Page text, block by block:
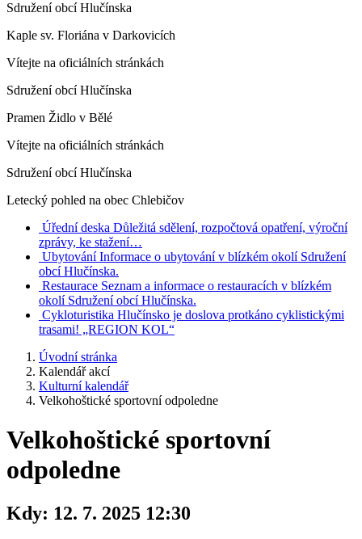
Sdružení obcí Hlučínska
Kaple sv. Floriána v Darkovicích
Vítejte na oficiálních stránkách
Sdružení obcí Hlučínska
Pramen Židlo v Bělé
Vítejte na oficiálních stránkách
Sdružení obcí Hlučínska
Letecký pohled na obec Chlebičov
Úřední deska Důležitá sdělení, rozpočtová opatření, výroční
zprávy, ke stažení…
Ubytování Informace o ubytování v blízkém okolí Sdružení
obcí Hlučínska.
Restaurace Seznam a informace o restauracích v blízkém
okolí Sdružení obcí Hlučínska.
Cykloturistika Hlučínsko je doslova protkáno cyklistickými
trasami! „REGION KOL“
Úvodní stránka
Kalendář akcí
Kulturní kalendář
Velkohoštické sportovní odpoledne
Velkohoštické sportovní
odpoledne
Kdy: 12. 7. 2025 12:30